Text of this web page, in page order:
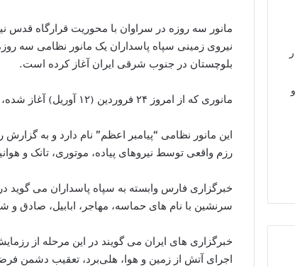
مانور سه روزه در سراوان با محوریت قرارگاه قدس
نیروی زمینی سپاه پاسداران یک مانور نظامی سه
بلوچستان در جنوب شرقی ایران آغاز کرده است.
مانوری که از امروز ۲۴ فروردین (۱۲ آوریل) آغاز شده، نخستین مانور سپاه پاسداران در سال جدید خورشیدی است.
این مانور نظامی “پیامبر اعظم” نام دارد و به
رزم واقعی توسط نیروهای پیاده، موتوری، تانک و
سرنشین با نام های حماسه، مهاجر، ابابیل، صادق و
خبرگزاری های ایران می گویند در این مرحله از
اجرای آتش‌ از زمین و هوا، هلی‌برد، تعقیب دشمن